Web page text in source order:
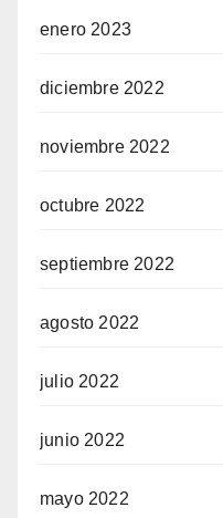
enero 2023
diciembre 2022
noviembre 2022
octubre 2022
septiembre 2022
agosto 2022
julio 2022
junio 2022
mayo 2022